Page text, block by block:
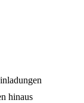
hinaus